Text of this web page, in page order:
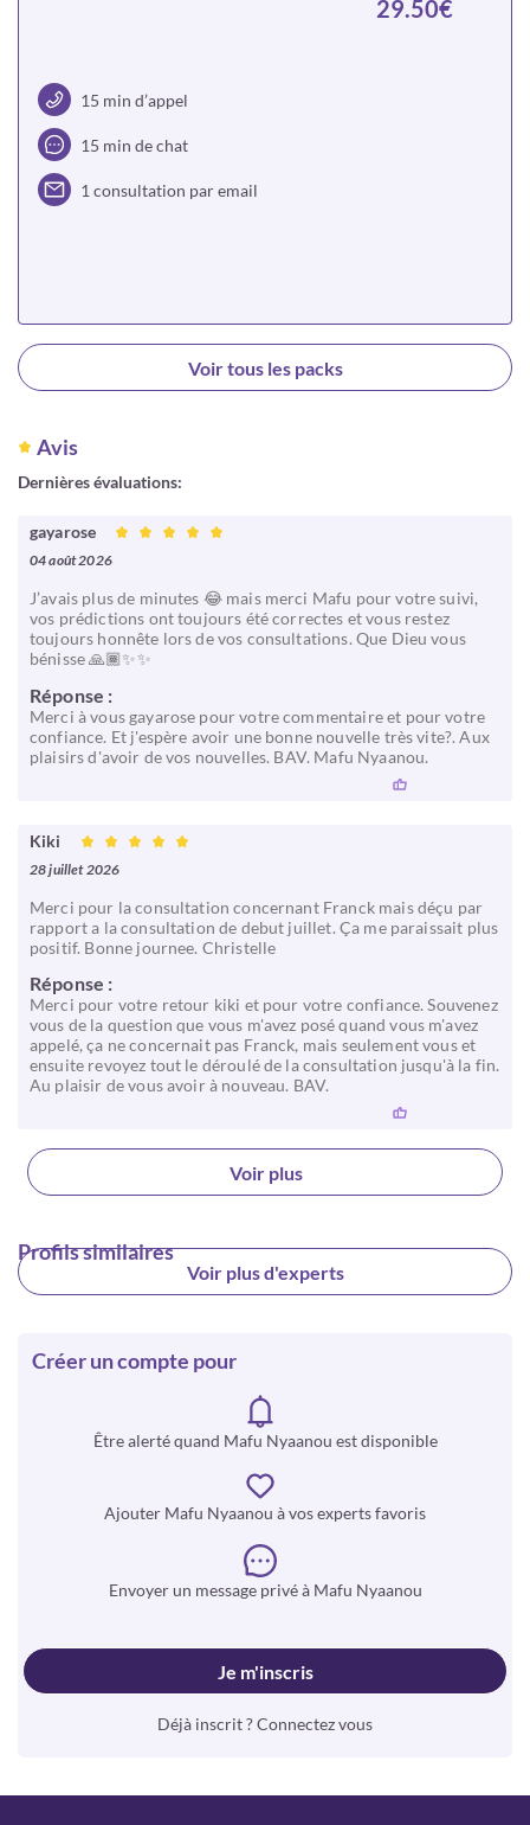
15 min d’appel
15 min de chat
1 consultation par email
29.50€
Choisir
Voir tous les packs
Avis
Dernières évaluations:
gayarose
04 août 2026
J’avais plus de minutes 😂 mais merci Mafu pour votre suivi,
vos prédictions ont toujours été correctes et vous restez
toujours honnête lors de vos consultations. Que Dieu vous
bénisse 🙏🏾✨✨
Réponse :
Merci à vous gayarose pour votre commentaire et pour votre
confiance. Et j'espère avoir une bonne nouvelle très vite?. Aux
plaisirs d'avoir de vos nouvelles. BAV. Mafu Nyaanou.
Kiki
28 juillet 2026
Merci pour la consultation concernant Franck mais déçu par
rapport a la consultation de debut juillet. Ça me paraissait plus
positif. Bonne journee. Christelle
Réponse :
Merci pour votre retour kiki et pour votre confiance. Souvenez
vous de la question que vous m'avez posé quand vous m'avez
appelé, ça ne concernait pas Franck, mais seulement vous et
ensuite revoyez tout le déroulé de la consultation jusqu'à la fin.
Au plaisir de vous avoir à nouveau. BAV.
Voir plus
Profils similaires
Voir plus d'experts
Créer un compte pour
Être alerté quand Mafu Nyaanou est disponible
Ajouter Mafu Nyaanou à vos experts favoris
Envoyer un message privé à Mafu Nyaanou
Je m'inscris
Déjà inscrit ? Connectez vous